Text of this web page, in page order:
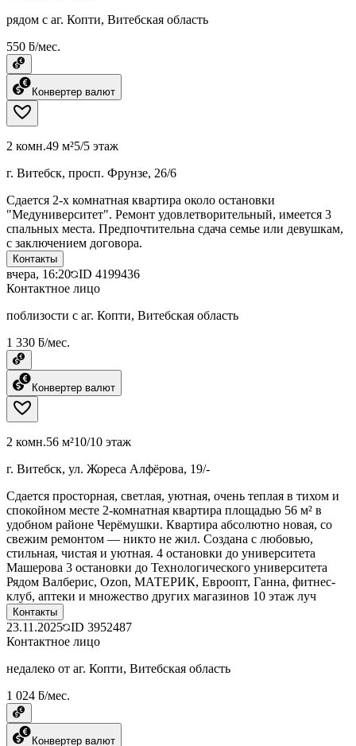
рядом с аг. Копти, Витебская область
550 ƃ/мес.
Конвертер валют
2 комн.49 м²5/5 этаж
г. Витебск, просп. Фрунзе, 26/6
Сдается 2-х комнатная квартира около остановки
"Медуниверситет". Ремонт удовлетворительный, имеется 3
спальных места. Предпочтительна сдача семье или девушкам,
с заключением договора.
Контакты
вчера, 16:20 ID 4199436
Контактное лицо
поблизости с аг. Копти, Витебская область
1 330 ƃ/мес.
Конвертер валют
2 комн.56 м²10/10 этаж
г. Витебск, ул. Жореса Алфёрова, 19/-
Сдается просторная, светлая, уютная, очень теплая в тихом и
спокойном месте 2-комнатная квартира площадью 56 м² в
удобном районе Черёмушки. Квартира абсолютно новая, со
свежим ремонтом — никто не жил. Создана с любовью,
стильная, чистая и уютная. 4 остановки до университета
Машерова 3 остановки до Технологического университета
Рядом Валберис, Оzon, МАТЕРИК, Евроопт, Ганна, фитнес-
клуб, аптеки и множество других магазинов 10 этаж луч
Контакты
23.11.2025 ID 3952487
Контактное лицо
недалеко от аг. Копти, Витебская область
1 024 ƃ/мес.
Конвертер валют